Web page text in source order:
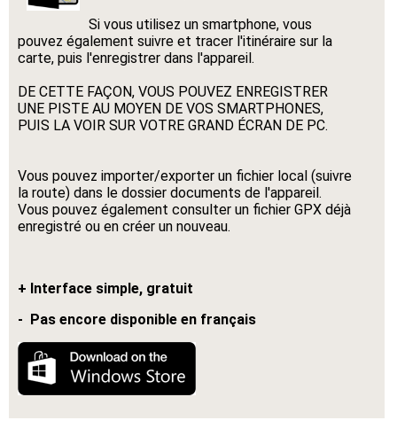
Si vous utilisez un smartphone, vous
pouvez également suivre et tracer l'itinéraire sur la
carte, puis l'enregistrer dans l'appareil.
DE CETTE FAÇON, VOUS POUVEZ ENREGISTRER
UNE PISTE AU MOYEN DE VOS SMARTPHONES,
PUIS LA VOIR SUR VOTRE GRAND ÉCRAN DE PC.
Vous pouvez importer/exporter un fichier local (suivre
la route) dans le dossier documents de l'appareil.
Vous pouvez également consulter un fichier GPX déjà
enregistré ou en créer un nouveau.
+ Interface simple, gratuit
- Pas encore disponible en français